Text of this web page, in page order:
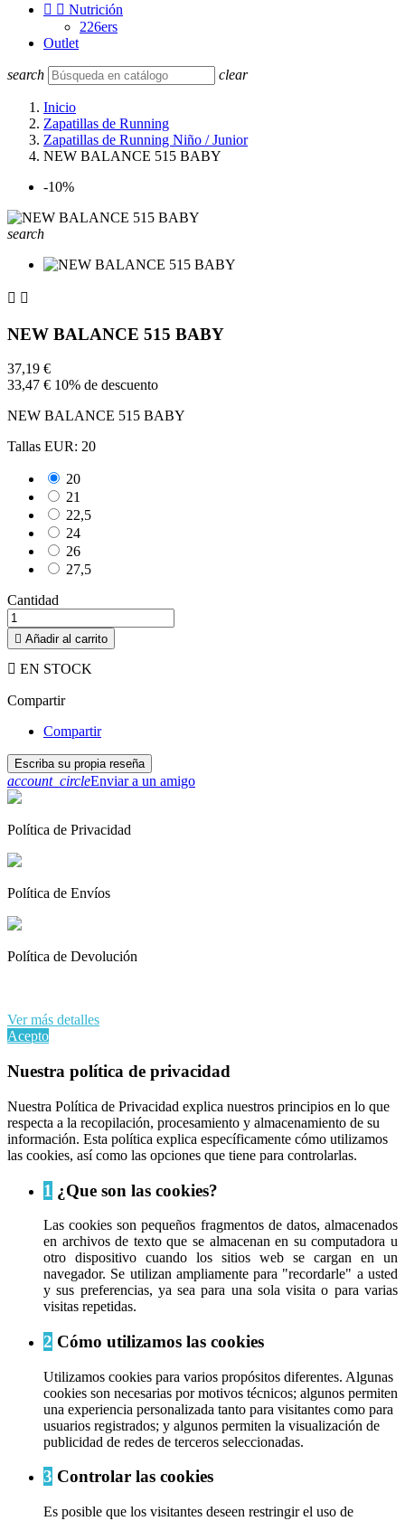
  Nutrición
226ers
Outlet
search clear
Inicio
Zapatillas de Running
Zapatillas de Running Niño / Junior
NEW BALANCE 515 BABY
-10%
search
 
NEW BALANCE 515 BABY
37,19 €
33,47 € 10% de descuento
NEW BALANCE 515 BABY
Tallas EUR: 20
20
21
22,5
24
26
27,5
Cantidad
 Añadir al carrito
 EN STOCK
Compartir
Compartir
Escriba su propia reseña
account_circleEnviar a un amigo
Política de Privacidad
Política de Envíos
Política de Devolución
Ver más detalles
Acepto
Nuestra política de privacidad
Nuestra Política de Privacidad explica nuestros principios en lo que
respecta a la recopilación, procesamiento y almacenamiento de su
información. Esta política explica específicamente cómo utilizamos
las cookies, así como las opciones que tiene para controlarlas.
1 ¿Que son las cookies?
Las cookies son pequeños fragmentos de datos, almacenados
en archivos de texto que se almacenan en su computadora u
otro dispositivo cuando los sitios web se cargan en un
navegador. Se utilizan ampliamente para "recordarle" a usted
y sus preferencias, ya sea para una sola visita o para varias
visitas repetidas.
2 Cómo utilizamos las cookies
Utilizamos cookies para varios propósitos diferentes. Algunas
cookies son necesarias por motivos técnicos; algunos permiten
una experiencia personalizada tanto para visitantes como para
usuarios registrados; y algunos permiten la visualización de
publicidad de redes de terceros seleccionadas.
3 Controlar las cookies
Es posible que los visitantes deseen restringir el uso de